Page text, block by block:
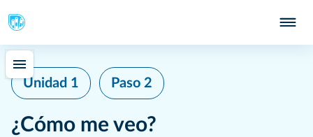
Unidad 1 Paso 2
¿Cómo me veo?